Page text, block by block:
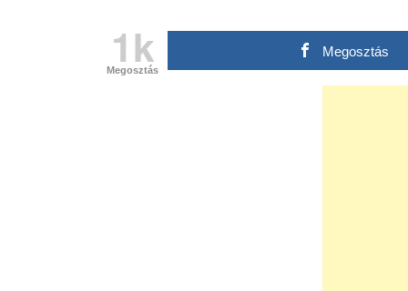
1k
Megosztás
Megosztás